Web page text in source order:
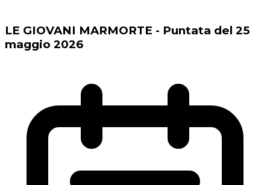
LE GIOVANI MARMORTE - Puntata del 25
maggio 2026